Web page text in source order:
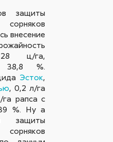
защиты
внесение
28 ц/га,
38,8 %.
Эсток,
, 0,2 л/га
рапса с
%. Ну а
защиты